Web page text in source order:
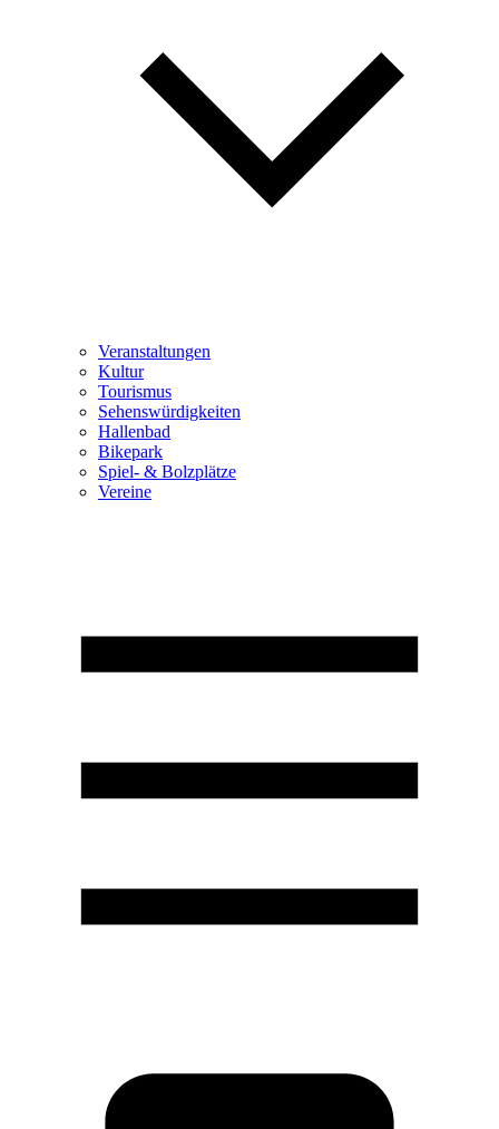
Veranstaltungen
Kultur
Tourismus
Sehenswürdigkeiten
Hallenbad
Bikepark
Spiel- & Bolzplätze
Vereine